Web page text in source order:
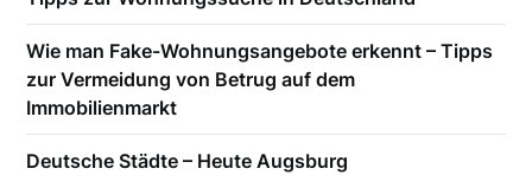
Wie man Fake-Wohnungsangebote erkennt – Tipps
zur Vermeidung von Betrug auf dem
Immobilienmarkt
Deutsche Städte – Heute Augsburg